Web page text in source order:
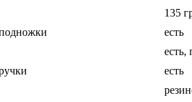
135
есть
есть,
есть